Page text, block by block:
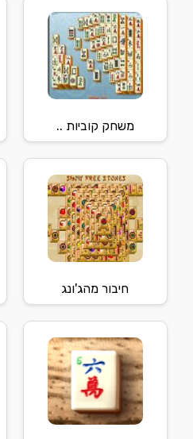
משחק קוביות ..
חיבור מהג'ונג